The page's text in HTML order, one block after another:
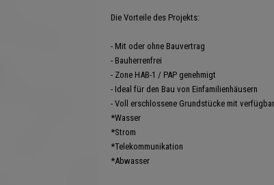
Die Vorteile des Projekts:
- Mit oder ohne Bauvertrag
- Bauherrenfrei
- Zone HAB-1 / PAP genehmigt
- Ideal für den Bau von Einfamilienhäusern
- Voll erschlossene Grundstücke mit
*Wasser
*Strom
*Telekommunikation
*Abwasser